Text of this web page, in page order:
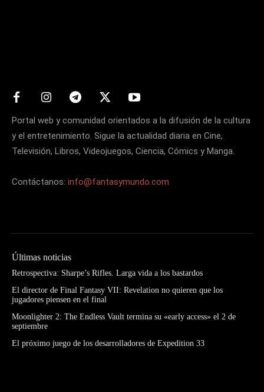
Portal web y comunidad orientados a la difusión de la cultura
y el entretenimiento. Sigue la actualidad diaria en Cine,
Televisión, Libros, Videojuegos, Ciencia, Cómics y Manga.
Contáctanos: info@fantasymundo.com
Últimas noticias
Retrospectiva: Sharpe’s Rifles. Larga vida a los bastardos
El director de Final Fantasy VII: Revelation no quieren que los
jugadores piensen en el final
Moonlighter 2: The Endless Vault termina su «early access» el 2 de
septiembre
El próximo juego de los desarrolladores de Expedition 33